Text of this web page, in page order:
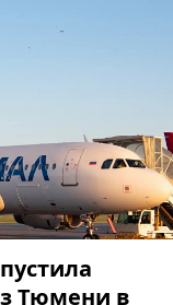
Тюмени в